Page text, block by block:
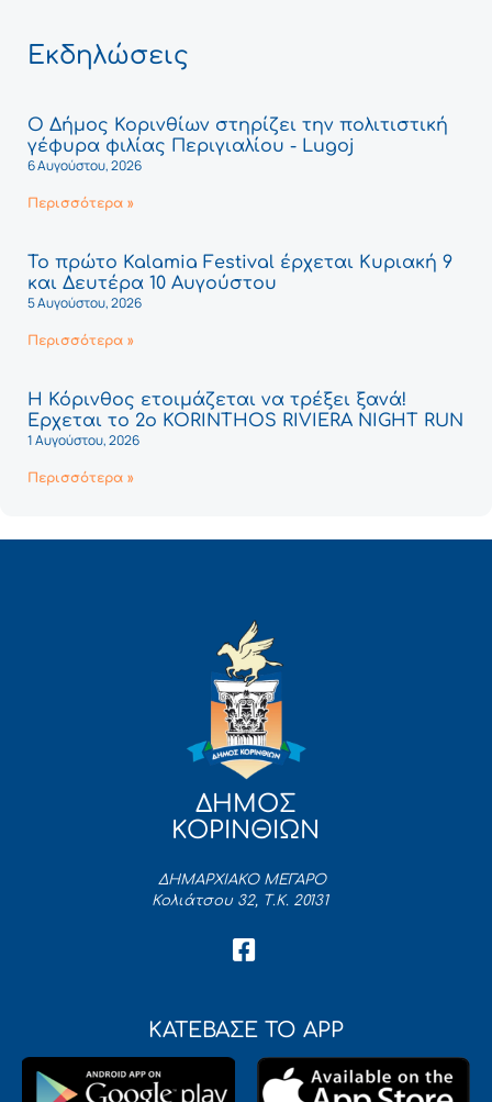
Εκδηλώσεις
Ο Δήμος Κορινθίων στηρίζει την πολιτιστική
γέφυρα φιλίας Περιγιαλίου - Lugoj
6 Αυγούστου, 2026
Περισσότερα »
Το πρώτο Kalamia Festival έρχεται Κυριακή 9
και Δευτέρα 10 Αυγούστου
5 Αυγούστου, 2026
Περισσότερα »
Η Κόρινθος ετοιμάζεται να τρέξει ξανά!
Έρχεται το 2ο KORINTHOS RIVIERA NIGHT RUN
1 Αυγούστου, 2026
Περισσότερα »
ΔΗΜΟΣ
ΚΟΡΙΝΘΙΩΝ
ΔΗΜΑΡΧΙΑΚΟ ΜΕΓΑΡΟ
Κολιάτσου 32, Τ.Κ. 20131
ΚΑΤΕΒΑΣΕ ΤΟ APP